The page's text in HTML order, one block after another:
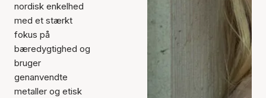
nordisk enkelhed
med et stærkt
fokus på
bæredygtighed og
bruger
genanvendte
metaller og etisk